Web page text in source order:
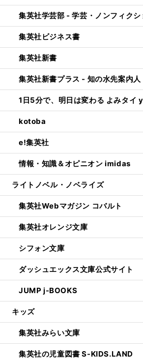
集英社学芸部 - 学芸・ノンフィクシ
集英社ビジネス書
集英社新書
集英社新書プラス - 知の水先案内人
1日5分で、明日は変わる よみタイ
kotoba
e!集英社
情報・知識＆オピニオン imidas
ライトノベル・ノベライズ
集英社Webマガジン コバルト
集英社オレンジ文庫
シフォン文庫
ダッシュエックス文庫公式サイト
JUMP j-BOOKS
キッズ
集英社みらい文庫
集英社の児童図書 S-KIDS.LAND